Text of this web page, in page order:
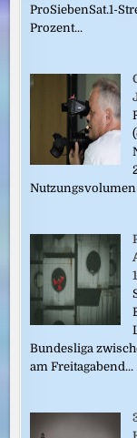
ProSiebenSat.1-
Prozent...
Bundesliga
am Freitagabend...